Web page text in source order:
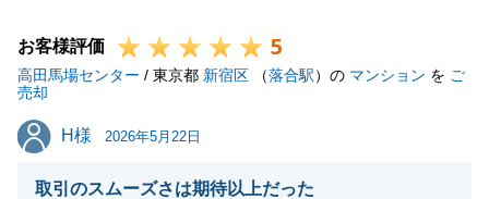
お客様評価 5
高田馬場センター / 東京都 新宿区 （落合駅）の マンション を ご
売却
H様
H様 2026年5月22日
取引のスムーズさは期待以上だった